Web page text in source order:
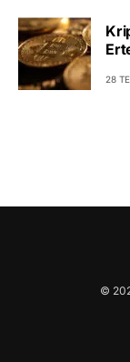
28
©